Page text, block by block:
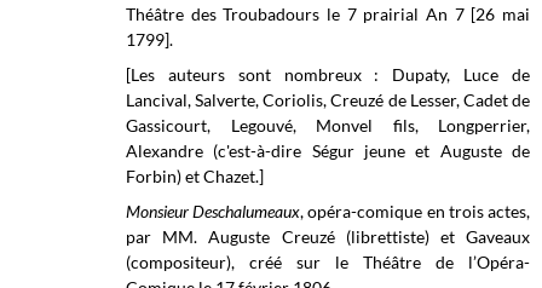
Théâtre des Troubadours le 7 prairial An 7 [26 mai
1799].
[Les auteurs sont nombreux : Dupaty, Luce de
Lancival, Salverte, Coriolis, Creuzé de Lesser, Cadet de
Gassicourt, Legouvé, Monvel fils, Longperrier,
Alexandre (c'est-à-dire Ségur jeune et Auguste de
Forbin) et Chazet.]
Monsieur Deschalumeaux, opéra-comique en trois actes,
par MM. Auguste Creuzé (librettiste) et Gaveaux
(compositeur), créé sur le Théâtre de l’Opéra-